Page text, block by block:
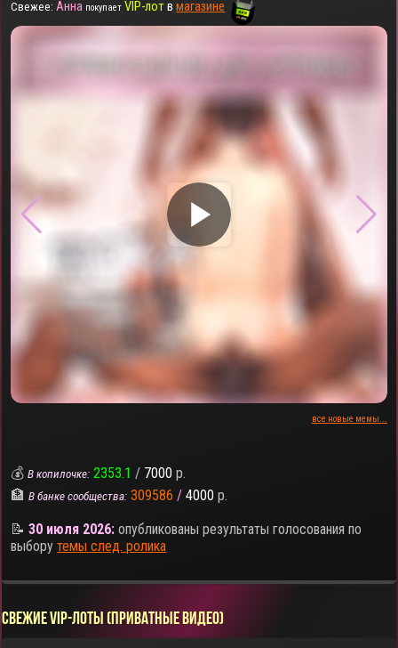
Свежее: Анна покупает VIP-лотвмагазине
▶
все новые мемы...
💰В копилочке: 2353.1 / 7000 р.
🏦В банке сообщества: 309586 / 4000 р.
📝30 июля 2026: опубликованы результаты голосования по
выборутемы след. ролика
СВЕЖИЕ VIP-ЛОТЫ (ПРИВАТНЫЕ ВИДЕО)